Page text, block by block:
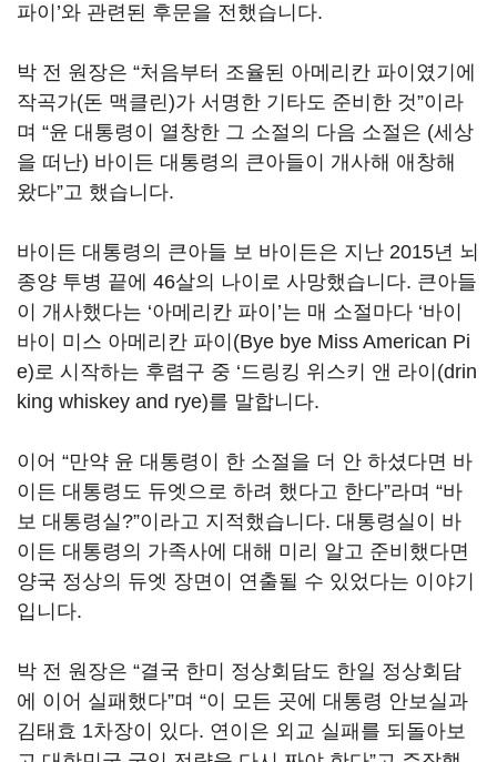
파이’와 관련된 후문을 전했습니다.
박 전 원장은 “처음부터 조율된 아메리칸 파이였기에
작곡가(돈 맥클린)가 서명한 기타도 준비한 것”이라
며 “윤 대통령이 열창한 그 소절의 다음 소절은 (세상
을 떠난) 바이든 대통령의 큰아들이 개사해 애창해
왔다”고 했습니다.
바이든 대통령의 큰아들 보 바이든은 지난 2015년 뇌
종양 투병 끝에 46살의 나이로 사망했습니다. 큰아들
이 개사했다는 ‘아메리칸 파이’는 매 소절마다 ‘바이
바이 미스 아메리칸 파이(Bye bye Miss American Pi
e)로 시작하는 후렴구 중 ‘드링킹 위스키 앤 라이(drin
king whiskey and rye)를 말합니다.
이어 “만약 윤 대통령이 한 소절을 더 안 하셨다면 바
이든 대통령도 듀엣으로 하려 했다고 한다”라며 “바
보 대통령실?”이라고 지적했습니다. 대통령실이 바
이든 대통령의 가족사에 대해 미리 알고 준비했다면
양국 정상의 듀엣 장면이 연출될 수 있었다는 이야기
입니다.
박 전 원장은 “결국 한미 정상회담도 한일 정상회담
에 이어 실패했다”며 “이 모든 곳에 대통령 안보실과
김태효 1차장이 있다. 연이은 외교 실패를 되돌아보